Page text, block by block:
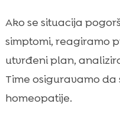
Ako se situacija
simptomi, reagiramo
utvrđeni plan,
Time osiguravamo
homeopatije.